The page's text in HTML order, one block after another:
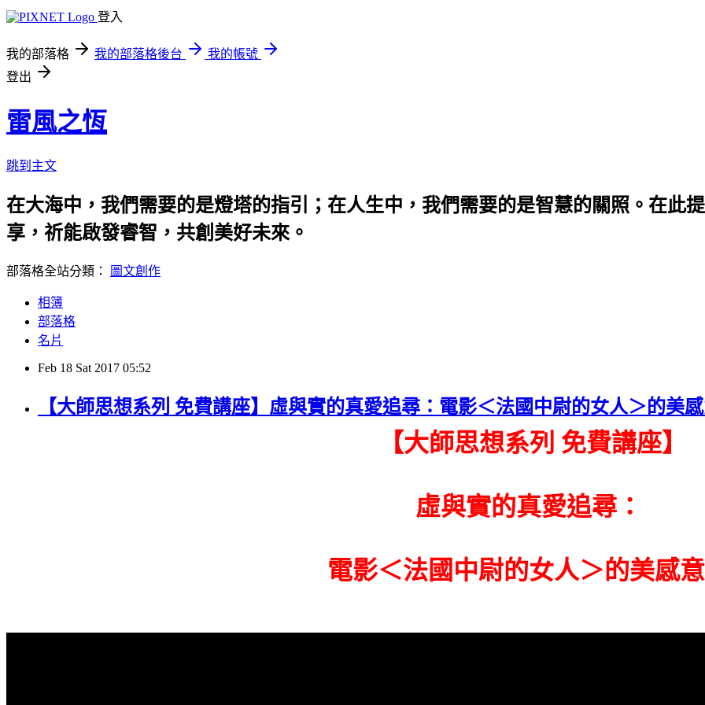
登入
我的部落格 我的部落格後台
我的帳號
登出
雷風之恆
跳到主文
在大海中，我們需要的是燈塔的指引；在人生中，我們需要的是智慧的關照。在此
享，祈能啟發睿智，共創美好未來。
部落格全站分類： 圖文創作
相簿
部落格
名片
Feb 18 Sat 2017 05:52
【大師思想系列 免費講座】虛與實的真愛追尋：電影＜法國中尉的女人＞的美
【大師思想系列 免費講座】
虛與實的真愛追尋：
電影＜法國中尉的女人＞的美感